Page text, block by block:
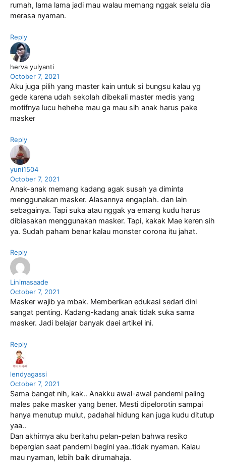
rumah, lama lama jadi mau walau memang nggak selalu dia
merasa nyaman.
Reply
herva yulyanti
October 7, 2021
Aku juga pilih yang master kain untuk si bungsu kalau yg
gede karena udah sekolah dibekali master medis yang
motifnya lucu hehehe mau ga mau sih anak harus pake
masker
Reply
yuni1504
October 7, 2021
Anak-anak memang kadang agak susah ya diminta
menggunakan masker. Alasannya engaplah. dan lain
sebagainya. Tapi suka atau nggak ya emang kudu harus
dibiasakan menggunakan masker. Tapi, kakak Mae keren sih
ya. Sudah paham benar kalau monster corona itu jahat.
Reply
Linimasaade
October 7, 2021
Masker wajib ya mbak. Memberikan edukasi sedari dini
sangat penting. Kadang-kadang anak tidak suka sama
masker. Jadi belajar banyak daei artikel ini.
Reply
lendyagassi
October 7, 2021
Sama banget nih, kak.. Anakku awal-awal pandemi paling
males pake masker yang bener. Mesti dipelorotin sampai
hanya menutup mulut, padahal hidung kan juga kudu ditutup
yaa..
Dan akhirnya aku beritahu pelan-pelan bahwa resiko
bepergian saat pandemi begini yaa..tidak nyaman. Kalau
mau nyaman, lebih baik dirumahaja.